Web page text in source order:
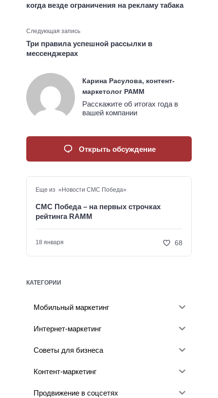
когда везде ограничения на рекламу табака
Следующая запись
Три правила успешной рассылки в
мессенджерах
Карина Расулова, контент-
маркетолог РАММ
Расскажите об итогах года в
вашей компании
Открыть обсуждение
Еще из «Новости СМС Победа»
СМС Победа – на первых строчках
рейтинга RAMM
18 января 68
КАТЕГОРИИ
Мобильный маркетинг
Интернет-маркетинг
Советы для бизнеса
Контент-маркетинг
Продвижение в соцсетях